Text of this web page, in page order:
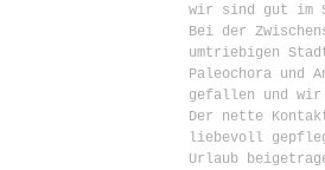
wir sind gut im
Bei der
umtriebigen
Paleochora und
gefallen und
Der nette
liebevoll
Urlaub